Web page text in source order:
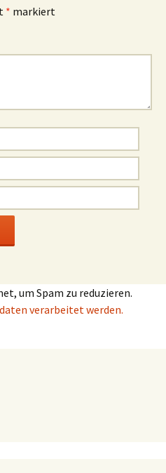
* markiert
um Spam zu reduzieren.
verarbeitet werden.